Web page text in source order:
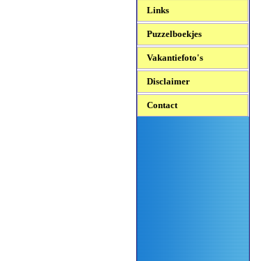
Links
Puzzelboekjes
Vakantiefoto's
Disclaimer
Contact